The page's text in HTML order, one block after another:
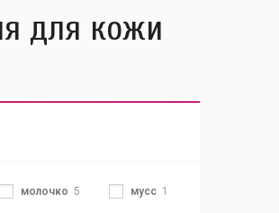
для кожи
молочко 5 мусс 1